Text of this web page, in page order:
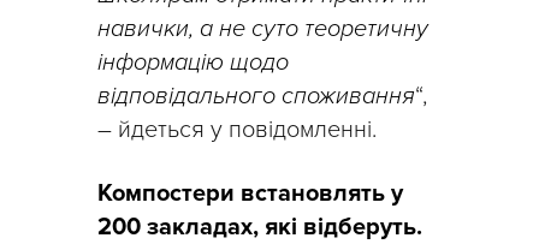
навички, а не суто теоретичну
інформацію щодо
відповідального споживання“,
– йдеться у повідомленні.
Компостери встановлять у
200 закладах, які відберуть.